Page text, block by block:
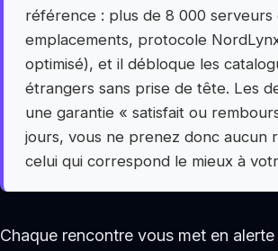
référence : plus de 8 000 serveurs
emplacements, protocole
optimisé), et il débloque les
étrangers sans prise de tête. Les
une garantie « satisfait ou
jours, vous ne prenez donc aucun
celui qui correspond le mieux à
Chaque rencontre vous met en